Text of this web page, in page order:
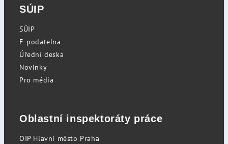
SÚIP
SÚIP
E-podatelna
Úřední deska
Novinky
Pro média
Oblastní inspektoráty práce
OIP Hlavní město Praha